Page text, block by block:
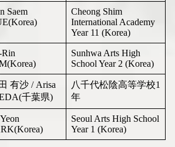
Saem
Cheong Shim
International Academy
Year 11 (Korea)
Rin
Sunhwa Arts High
School Year 2 (Korea)
有沙 / Arisa
千葉県)
八千代松陰高等学校1
年
Seoul Arts High School
Year 1 (Korea)